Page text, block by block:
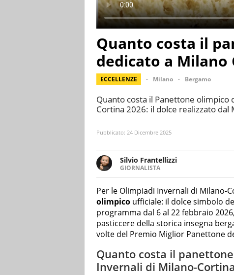
Quanto costa il
dedicato a Milano
ECCELLENZE Milano Bergamo
Quanto costa il Panettone olimpico
Cortina 2026: il dolce realizzato dal
Pubblicato: 24 Dicembre 2025
Silvio Frantellizzi
GIORNALISTA
Giornalista pubblicista. Da oltre
scrivendo di sport, attualità,
Per le Olimpiadi Invernali di Milano-
olimpico ufficiale: il dolce simbolo
programma dal 6 al 22 febbraio
pasticcere della storica insegna
volte del Premio Miglior Panettone
Quanto costa il
Invernali di Milano-